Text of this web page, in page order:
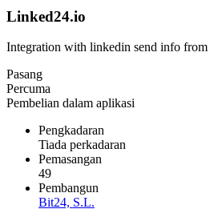
Linked24.io
Integration with linkedin send info
Pasang
Percuma
Pembelian dalam aplikasi
Pengkadaran
Tiada perkadaran
Pemasangan
49
Pembangun
Bit24, S.L.